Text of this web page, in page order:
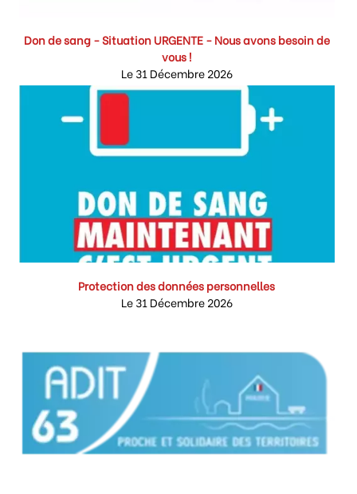
Don de sang - Situation URGENTE - Nous avons besoin de
vous !
Le 31 Décembre 2026
Protection des données personnelles
Le 31 Décembre 2026